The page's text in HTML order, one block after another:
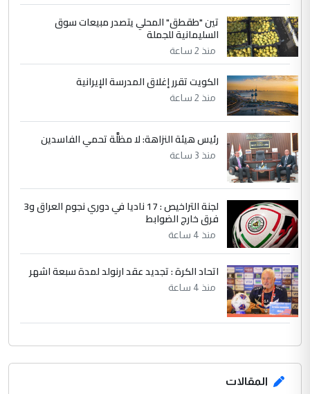
حيدر عاشور
التعليق : تحياتي لك استاذ حامدتركان. كلام
دقيق ومسؤول؛ فالاستثمار الحقيقي للإنسان
وثروات البلد يعتمد على الكفاءة ...
الموضوع :
بين الإهمال واغتصاب الأرض.. بلاد
الرافدين تعاني الجفاف والتصحر!!
تين "طقطق" المحلي يتصدر مبيعات سوق
السليمانية للجملة
منذ 2 ساعة
الكويت تقرر إغلاق المدرسة الإيرانية
منذ 2 ساعة
رئيس هيئة النزاهة: لا مظلَّة تحمي الفاسدين
منذ 3 ساعة
لجنة التراخيص : 17 ناديا في دوري نجوم العراق و3
فرق خارج الضوابط
منذ 4 ساعة
اتحاد الكرة : تجديد عقد ارنولد لمدة سبعة اشهر
منذ 4 ساعة
المقالات